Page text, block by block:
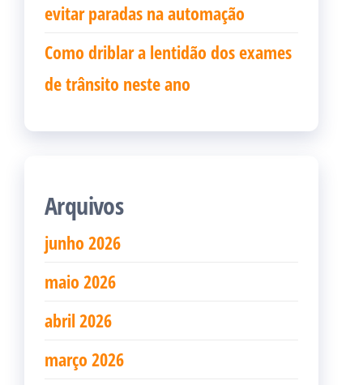
evitar paradas na automação
Como driblar a lentidão dos exames
de trânsito neste ano
Arquivos
junho 2026
maio 2026
abril 2026
março 2026